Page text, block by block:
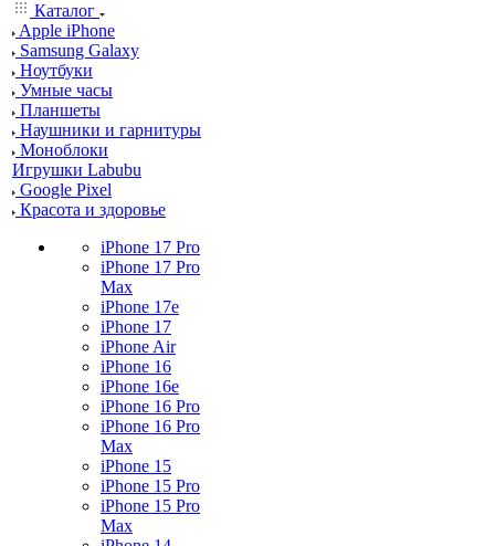
Каталог
Apple iPhone
Samsung Galaxy
Ноутбуки
Умные часы
Планшеты
Наушники и гарнитуры
Моноблоки
Игрушки Labubu
Google Pixel
Красота и здоровье
iPhone 17 Pro
iPhone 17 Pro
Max
iPhone 17e
iPhone 17
iPhone Air
iPhone 16
iPhone 16e
iPhone 16 Pro
iPhone 16 Pro
Max
iPhone 15
iPhone 15 Pro
iPhone 15 Pro
Max